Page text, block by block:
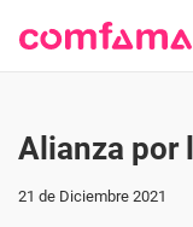
Alianza por
21 de Diciembre 2021